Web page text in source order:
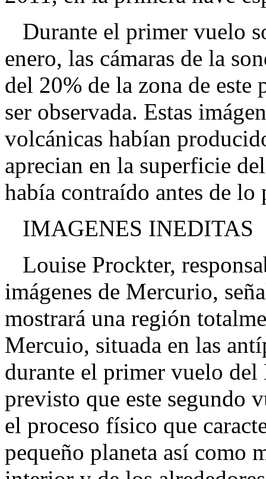
Durante el primer vuelo
enero, las cámaras de la
del 20% de la zona de este
ser observada. Estas
volcánicas habían
aprecian en la superficie
había contraído antes de lo
IMAGENES INEDITAS
Louise Prockter,
imágenes de Mercurio,
mostrará una región
Mercuio, situada en las
durante el primer vuelo del
previsto que este segundo
el proceso físico que
pequeño planeta así como